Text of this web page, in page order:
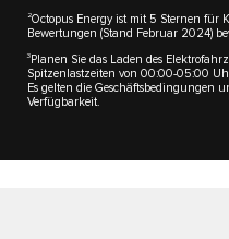
2Octopus Energy ist mit 5 Sternen für
Bewertungen (Stand Februar 2024)
3 Planen Sie das Laden des
Spitzenlastzeiten von 00:00-05:00
Es gelten die Geschäftsbedingungen
Verfügbarkeit.